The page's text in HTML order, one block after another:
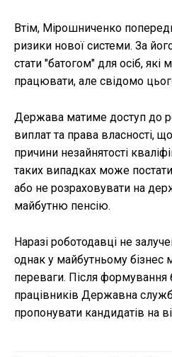
Втім, Мірошниченко
ризики нової системи. За
стати "батогом" для осіб,
працювати, але свідомо
Держава матиме доступ до
виплат та права власності,
причини незайнятості
таких випадках може
або не розраховувати на
майбутню пенсію.
Наразі роботодавці не
однак у майбутньому бізнес
переваги. Після формування
працівників Державна
пропонувати кандидатів на